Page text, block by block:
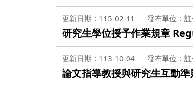
更新日期：115-02-11 發布單位：註
研究生學位授予作業規章
更新日期：113-10-04 發布單位：註
論文指導教授與研究生互